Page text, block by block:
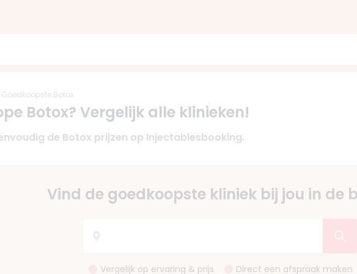
Goedkoopste Botox
Botox? Vergelijk alle klinieken!
de Botox prijzen op Injectablesbooking.
Vind de goedkoopste kliniek bij jou in de
Vergelijk op ervaring & prijs Direct een afspraak maken